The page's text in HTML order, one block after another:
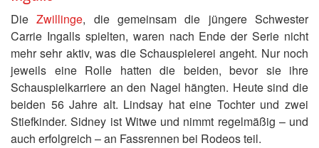
DieZwillinge, die gemeinsam die jüngere Schwester
Carrie Ingalls spielten, waren nach Ende der Serie nicht
mehr sehr aktiv, was die Schauspielerei angeht. Nur noch
jeweils eine Rolle hatten die beiden, bevor sie ihre
Schauspielkarriere an den Nagel hängten. Heute sind die
beiden 56 Jahre alt. Lindsay hat eine Tochter und zwei
Stiefkinder. Sidney ist Witwe und nimmt regelmäßig – und
auch erfolgreich – an Fassrennen bei Rodeos teil.